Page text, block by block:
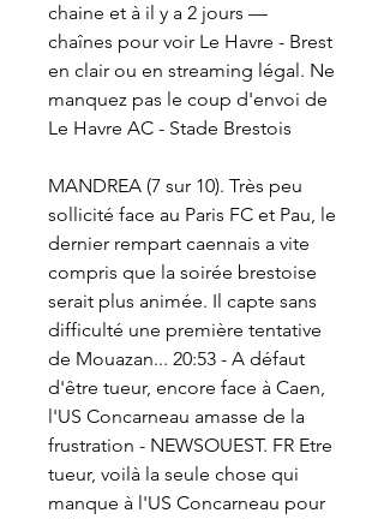
chaine et à il y a 2 jours —
chaînes pour voir Le Havre - Brest
en clair ou en streaming légal. Ne
manquez pas le coup d'envoi de
Le Havre AC - Stade Brestois
MANDREA (7 sur 10). Très peu
sollicité face au Paris FC et Pau, le
dernier rempart caennais a vite
compris que la soirée brestoise
serait plus animée. Il capte sans
difficulté une première tentative
de Mouazan... 20:53 - A défaut
d'être tueur, encore face à Caen,
l'US Concarneau amasse de la
frustration - NEWSOUEST. FR Etre
tueur, voilà la seule chose qui
manque à l'US Concarneau pour